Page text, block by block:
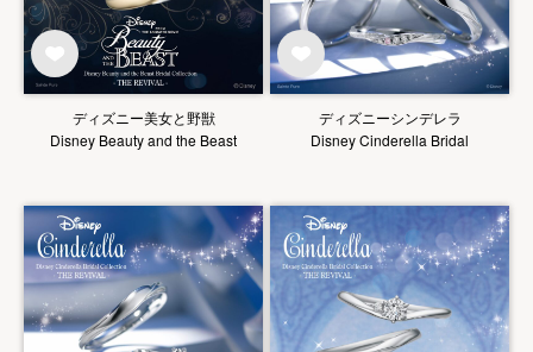
ディズニー美女と野獣
Disney Beauty and the Beast
ディズニーシンデレラ
Disney Cinderella Bridal